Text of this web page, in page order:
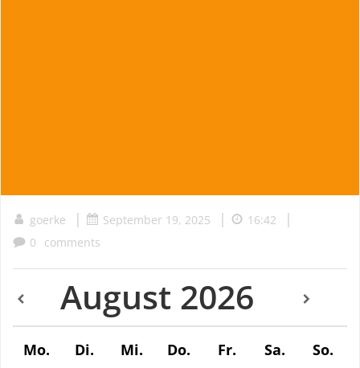
goerke | September 19, 2025 | 16:42 |
0 comments
August 2026
Mo. Di. Mi. Do. Fr. Sa.
So.